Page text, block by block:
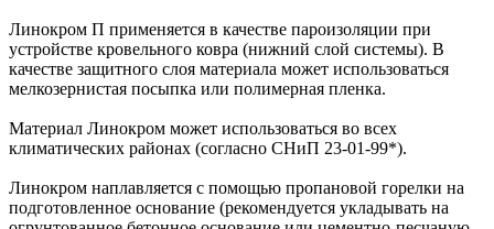
Линокром П применяется в качестве пароизоляции при
устройстве кровельного ковра (нижний слой системы). В
качестве защитного слоя материала может использоваться
мелкозернистая посыпка или полимерная пленка.
Материал Линокром может использоваться во всех
климатических районах (согласно СНиП 23-01-99*).
Линокром наплавляется с помощью пропановой горелки на
подготовленное основание (рекомендуется укладывать на